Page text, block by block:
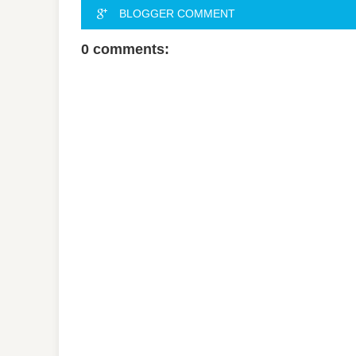
BLOGGER COMMENT
0 comments: